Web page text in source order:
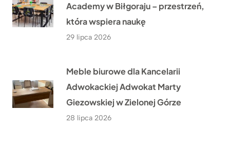
Academy w Biłgoraju – przestrzeń,
która wspiera naukę
29 lipca 2026
Meble biurowe dla Kancelarii
Adwokackiej Adwokat Marty
Giezowskiej w Zielonej Górze
28 lipca 2026